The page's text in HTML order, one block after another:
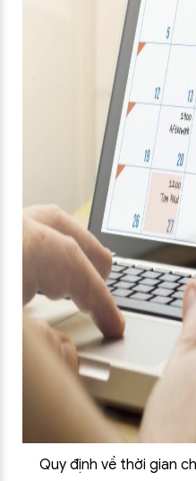
Quy định về thời gian